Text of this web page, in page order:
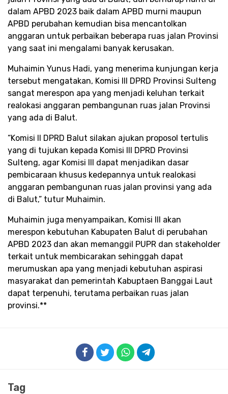
dalam APBD 2023 baik dalam APBD murni maupun
APBD perubahan kemudian bisa mencantolkan
anggaran untuk perbaikan beberapa ruas jalan Provinsi
yang saat ini mengalami banyak kerusakan.
Muhaimin Yunus Hadi, yang menerima kunjungan kerja
tersebut mengatakan, Komisi III DPRD Provinsi Sulteng
sangat merespon apa yang menjadi keluhan terkait
realokasi anggaran pembangunan ruas jalan Provinsi
yang ada di Balut.
“Komisi II DPRD Balut silakan ajukan proposol tertulis
yang di tujukan kepada Komisi III DPRD Provinsi
Sulteng, agar Komisi III dapat menjadikan dasar
pembicaraan khusus kedepannya untuk realokasi
anggaran pembangunan ruas jalan provinsi yang ada
di Balut,” tutur Muhaimin.
Muhaimin juga menyampaikan, Komisi III akan
merespon kebutuhan Kabupaten Balut di perubahan
APBD 2023 dan akan memanggil PUPR dan stakeholder
terkait untuk membicarakan sehinggah dapat
merumuskan apa yang menjadi kebutuhan aspirasi
masyarakat dan pemerintah Kabuptaen Banggai Laut
dapat terpenuhi, terutama perbaikan ruas jalan
provinsi.**
Tag